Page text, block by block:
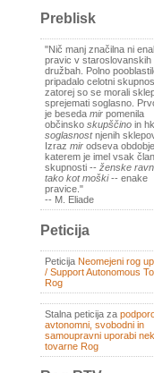
Preblisk
"Nič manj značilna ni
pravic v staroslovanskih
družbah. Polno
pripadalo celotni
zatorej so se morali
sprejemati soglasno.
je beseda mir pomenila
občinsko skupščino in
soglasnostnjenih
Izraz mir odseva
katerem je imel vsak član
skupnosti -- ženske
tako kot moški-- enake
pravice."
-- M. Eliade
Peticija
Peticija Neomejeni rog
/ Support Autonomous
Rog
Stalna peticija za
avtonomni, svobodni in
samoupravni uporabi
tovarne Rog